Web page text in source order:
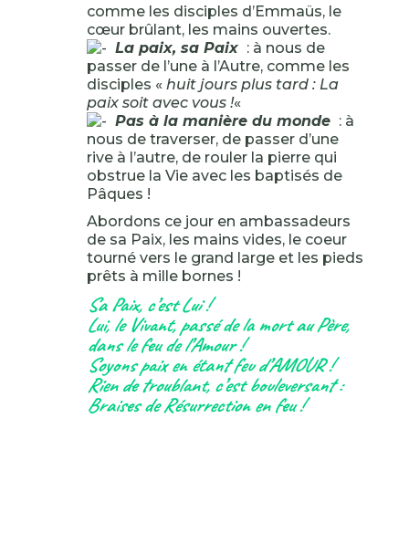
comme les disciples d’Emmaüs, le
cœur brûlant, les mains ouvertes.
La paix, sa Paix : à nous de
passer de l’une à l’Autre, comme les
disciples « huit jours plus tard : La
paix soit avec vous !«
Pas à la manière du monde : à
nous de traverser, de passer d’une
rive à l’autre, de rouler la pierre qui
obstrue la Vie avec les baptisés de
Pâques !
Abordons ce jour en ambassadeurs
de sa Paix, les mains vides, le coeur
tourné vers le grand large et les pieds
prêts à mille bornes !
Sa Paix, c’est Lui !
Lui, le Vivant, passé de la mort au Père,
dans le feu de l’Amour !
Soyons paix en étant feu d’AMOUR !
Rien de troublant, c’est bouleversant :
Braises de Résurrection en feu !